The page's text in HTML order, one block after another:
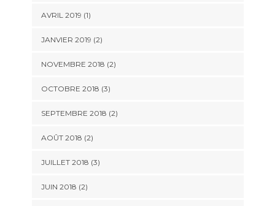
AVRIL 2019 (1)
JANVIER 2019 (2)
NOVEMBRE 2018 (2)
OCTOBRE 2018 (3)
SEPTEMBRE 2018 (2)
AOÛT 2018 (2)
JUILLET 2018 (3)
JUIN 2018 (2)